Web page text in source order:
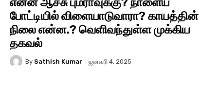
போட்டியில் விளையாடுவாரா? காயத்தின்
நிலை என்ன.? வெளிவந்துள்ள முக்கிய
தகவல்
By Sathish Kumar ஜனவரி 4, 2025